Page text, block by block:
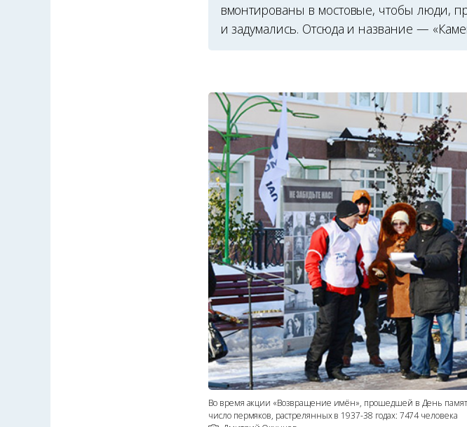
вмонтированы в мостовые, чтобы люди,
и задумались. Отсюда и название —
Во время акции «Возвращение имён», прошедшей в День
число пермяков, растрелянных в 1937-38 годах: 7474 человека